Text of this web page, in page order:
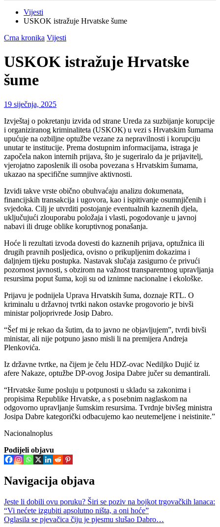
Vijesti
USKOK istražuje Hrvatske šume
Crna kronika Vijesti
USKOK istražuje Hrvatske
šume
19 siječnja, 2025
Izvještaj o pokretanju izvida od strane Ureda za suzbijanje korupcije
i organiziranog kriminaliteta (USKOK) u vezi s Hrvatskim šumama
upućuje na ozbiljne optužbe vezane za nepravilnosti i korupciju
unutar te institucije. Prema dostupnim informacijama, istraga je
započela nakon internih prijava, što je sugeriralo da je prijavitelj,
vjerojatno zaposlenik ili osoba povezana s Hrvatskim šumama,
ukazao na specifične sumnjive aktivnosti.
Izvidi takve vrste obično obuhvaćaju analizu dokumenata,
financijskih transakcija i ugovora, kao i ispitivanje osumnjičenih i
svjedoka. Cilj je utvrditi postojanje eventualnih kaznenih djela,
uključujući zlouporabu položaja i vlasti, pogodovanje u javnoj
nabavi ili druge oblike koruptivnog ponašanja.
Hoće li rezultati izvoda dovesti do kaznenih prijava, optužnica ili
drugih pravnih posljedica, ovisno o prikupljenim dokazima i
daljnjem tijeku postupka. Nastavak slučaja zasigurno će privući
pozornost javnosti, s obzirom na važnost transparentnog upravljanja
resursima poput šuma, koji su od iznimne nacionalne i ekološke.
Prijavu je podnijela Uprava Hrvatskih šuma, doznaje RTL. O
kriminalu u državnoj tvrtki nakon ostavke progovorio je bivši
ministar poljoprivrede Josip Dabro.
“Šef mi je rekao da šutim, da to javno ne objavljujem”, tvrdi bivši
ministar, ali nije potpuno jasno misli li na premijera Andreja
Plenkovića.
Iz državne tvrtke, na čijem je čelu HDZ-ovac Nediljko Dujić iz
afere Nakaze, optužbe DP-ovog Josipa Dabre jučer su demantirali.
“Hrvatske šume posluju u potpunosti u skladu sa zakonima i
propisima Republike Hrvatske, a s posebnim naglaskom na
odgovorno upravljanje šumskim resursima. Tvrdnje bivšeg ministra
Josipa Dabre kategorički odbacujemo kao neutemeljene i neistinite.”
Nacionalnoplus
Podijeli objavu
Navigacija objava
Jeste li dobili ovu poruku? Širi se poziv na bojkot trgovačkih lanaca:
“Vi nećete izgubiti apsolutno ništa, a oni hoće”
Oglasila se pjevačica čiju je pjesmu slušao Dabro…